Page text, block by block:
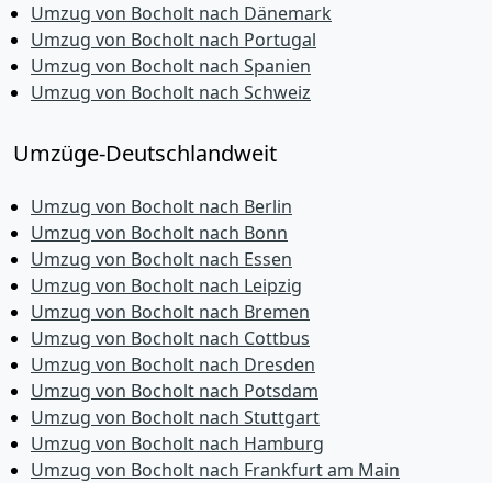
Umzug von Bocholt nach Dänemark
Umzug von Bocholt nach Portugal
Umzug von Bocholt nach Spanien
Umzug von Bocholt nach Schweiz
Umzüge-Deutschlandweit
Umzug von Bocholt nach Berlin
Umzug von Bocholt nach Bonn
Umzug von Bocholt nach Essen
Umzug von Bocholt nach Leipzig
Umzug von Bocholt nach Bremen
Umzug von Bocholt nach Cottbus
Umzug von Bocholt nach Dresden
Umzug von Bocholt nach Potsdam
Umzug von Bocholt nach Stuttgart
Umzug von Bocholt nach Hamburg
Umzug von Bocholt nach Frankfurt am Main